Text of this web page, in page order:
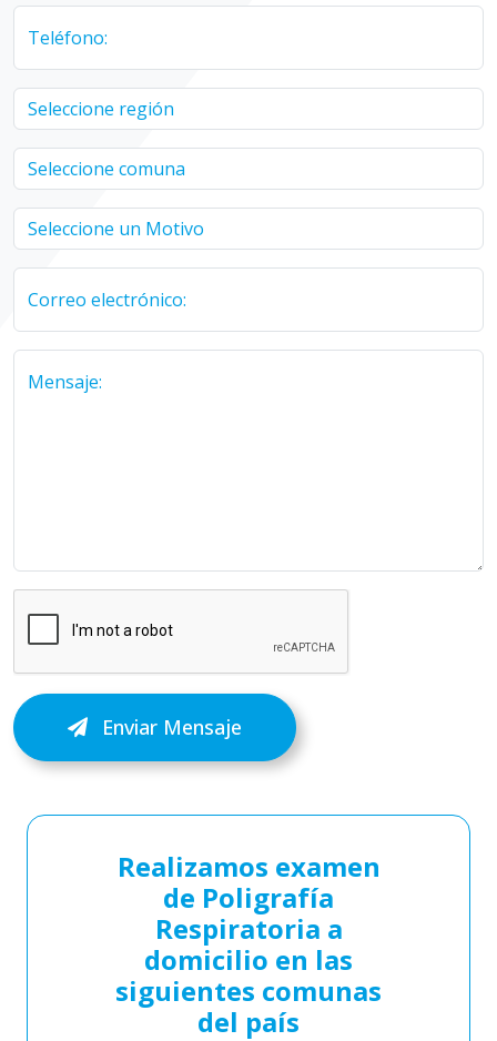
Teléfono:
Correo electrónico:
Mensaje:
Enviar Mensaje
Realizamos examen
de Poligrafía
Respiratoria a
domicilio en las
siguientes comunas
del país